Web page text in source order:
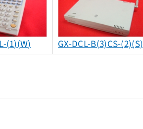
(1)(W) GX-DCL-B(3)CS-(2)(S)